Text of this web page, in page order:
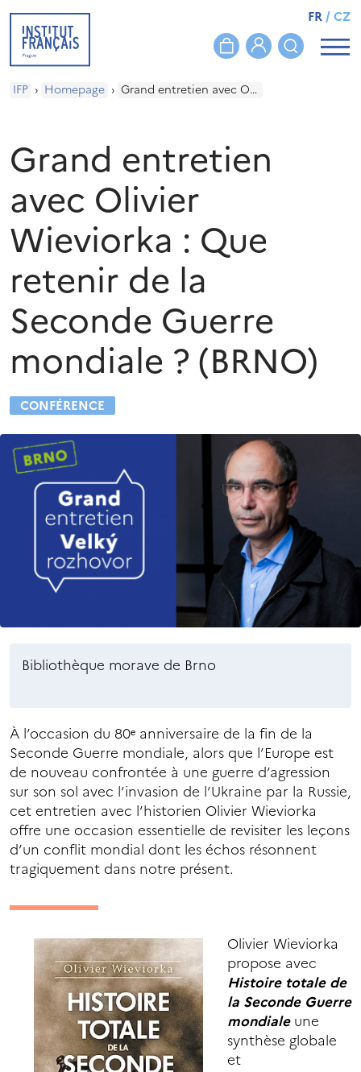
FR/CZ
IFP › Homepage › Grand entretien avec Olivier Wieviorka : Que retenir de la Seconde Guerre mondiale ? (BRNO)
Grand entretien
avec Olivier
Wieviorka : Que
retenir de la
Seconde Guerre
mondiale ? (BRNO)
CONFÉRENCE
Bibliothèque morave de Brno
À l’occasion du 80ᵉ anniversaire de la fin de la
Seconde Guerre mondiale, alors que l’Europe est
de nouveau confrontée à une guerre d’agression
sur son sol avec l’invasion de l’Ukraine par la Russie,
cet entretien avec l’historien Olivier Wieviorka
offre une occasion essentielle de revisiter les leçons
d’un conflit mondial dont les échos résonnent
tragiquement dans notre présent.
Olivier Wieviorka
propose avec
Histoire totale de
la Seconde Guerre
mondialeune
synthèse globale
et